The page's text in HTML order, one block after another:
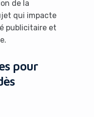
de la
qui impacte
publicitaire et
pour